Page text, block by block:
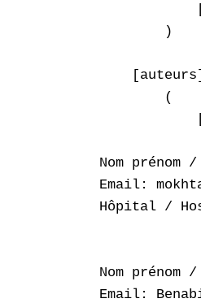
        )
        (
Nom prénom
Email:
Hôpital /
Nom prénom
Email: